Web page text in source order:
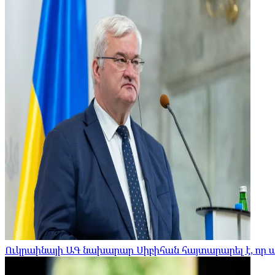
Ուկրաինայի ԱԳ նախարար Սիբիհան հայտարարել է, որ